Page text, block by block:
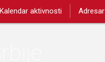
Kalendar aktivnosti Adresar